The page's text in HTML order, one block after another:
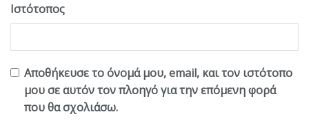
Ιστότοπος
Αποθήκευσε το όνομά μου, email, και τον ιστότοπο
μου σε αυτόν τον πλοηγό για την επόμενη φορά
που θα σχολιάσω.